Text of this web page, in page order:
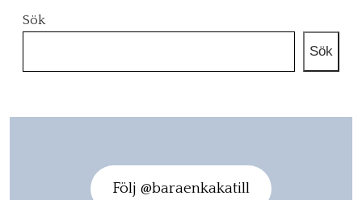
Sök
Sök
Följ @baraenkakatill